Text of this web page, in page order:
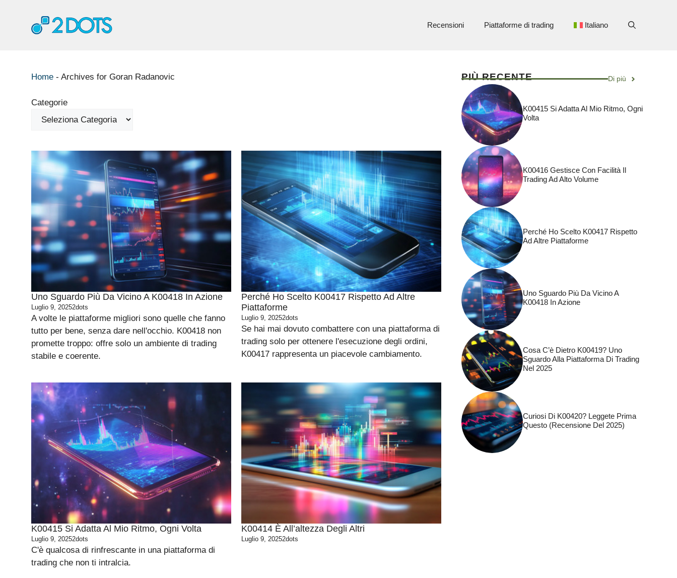
contenuto
Recensioni Piattaforme di trading Italiano
Home - Archives for Goran Radanovic
Categorie
Uno Sguardo Più Da Vicino A K00418 In Azione
Luglio 9, 20252dots
A volte le piattaforme migliori sono quelle che fanno
tutto per bene, senza dare nell'occhio. K00418 non
promette troppo: offre solo un ambiente di trading
stabile e coerente.
Perché Ho Scelto K00417 Rispetto Ad Altre
Piattaforme
Luglio 9, 20252dots
Se hai mai dovuto combattere con una piattaforma di
trading solo per ottenere l'esecuzione degli ordini,
K00417 rappresenta un piacevole cambiamento.
K00415 Si Adatta Al Mio Ritmo, Ogni Volta
Luglio 9, 20252dots
C'è qualcosa di rinfrescante in una piattaforma di
trading che non ti intralcia.
K00414 È All’altezza Degli Altri
Luglio 9, 20252dots
PIÙ RECENTE Di più
K00415 Si Adatta Al Mio Ritmo, Ogni
Volta
K00416 Gestisce Con Facilità Il
Trading Ad Alto Volume
Perché Ho Scelto K00417 Rispetto
Ad Altre Piattaforme
Uno Sguardo Più Da Vicino A
K00418 In Azione
Cosa C’è Dietro K00419? Uno
Sguardo Alla Piattaforma Di Trading
Nel 2025
Curiosi Di K00420? Leggete Prima
Questo (recensione Del 2025)